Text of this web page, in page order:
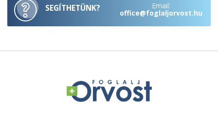
SEGÍTHETÜNK? Email:
office@foglaljorvost.hu